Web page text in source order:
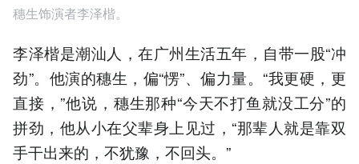
穗生饰演者李泽楷。
李泽楷是潮汕人，在广州生活五年，自带一股“冲
劲”。他演的穗生，偏“愣”、偏力量。“我更硬，更
直接，”他说，穗生那种“今天不打鱼就没工分”的
拼劲，他从小在父辈身上见过，“那辈人就是靠双
手干出来的，不犹豫，不回头。”